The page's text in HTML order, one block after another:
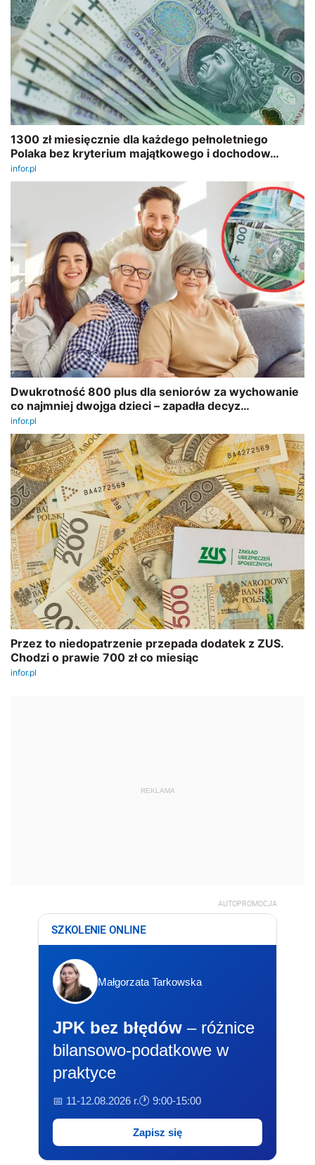
REKLAMA
AUTOPROMOCJA
SZKOLENIE ONLINE
Małgorzata Tarkowska
JPK bez błędów – różnice
bilansowo-podatkowe w
praktyce
📅 11-12.08.2026 r.🕐 9:00-15:00
Zapisz się